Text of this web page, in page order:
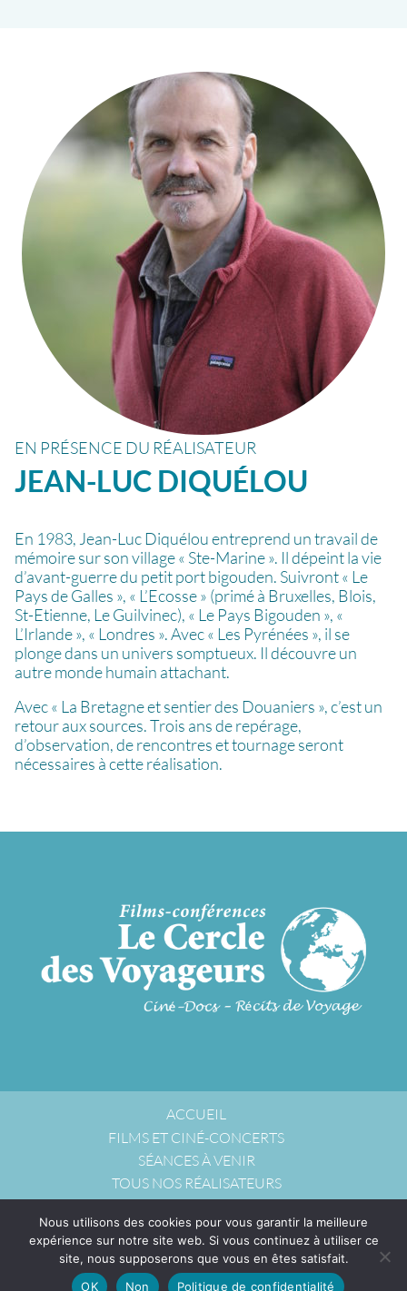
EN PRÉSENCE DU RÉALISATEUR
JEAN-LUC DIQUÉLOU
En 1983, Jean-Luc Diquélou entreprend un travail de
mémoire sur son village « Ste-Marine ». Il dépeint la vie
d’avant-guerre du petit port bigouden. Suivront « Le
Pays de Galles », « L’Ecosse » (primé à Bruxelles, Blois,
St-Etienne, Le Guilvinec), « Le Pays Bigouden », «
L’Irlande », « Londres ». Avec « Les Pyrénées », il se
plonge dans un univers somptueux. Il découvre un
autre monde humain attachant.
Avec « La Bretagne et sentier des Douaniers », c’est un
retour aux sources. Trois ans de repérage,
d’observation, de rencontres et tournage seront
nécessaires à cette réalisation.
ACCUEIL
FILMS ET CINÉ-CONCERTS
SÉANCES À VENIR
TOUS NOS RÉALISATEURS
NOUS CONTACTER
POLITIQUE DE CONFIDENTIALITÉ
Nous utilisons des cookies pour vous garantir la meilleure
expérience sur notre site web. Si vous continuez à utiliser ce
site, nous supposerons que vous en êtes satisfait.
OK
Non Politique de confidentialité